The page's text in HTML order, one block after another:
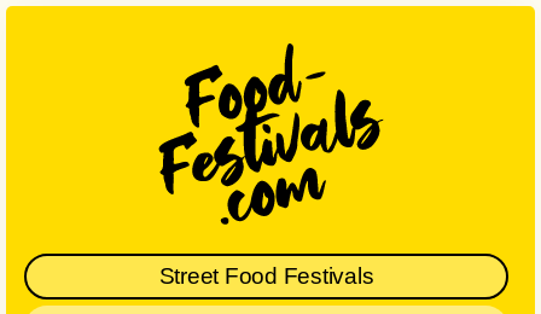
Street Food Festivals